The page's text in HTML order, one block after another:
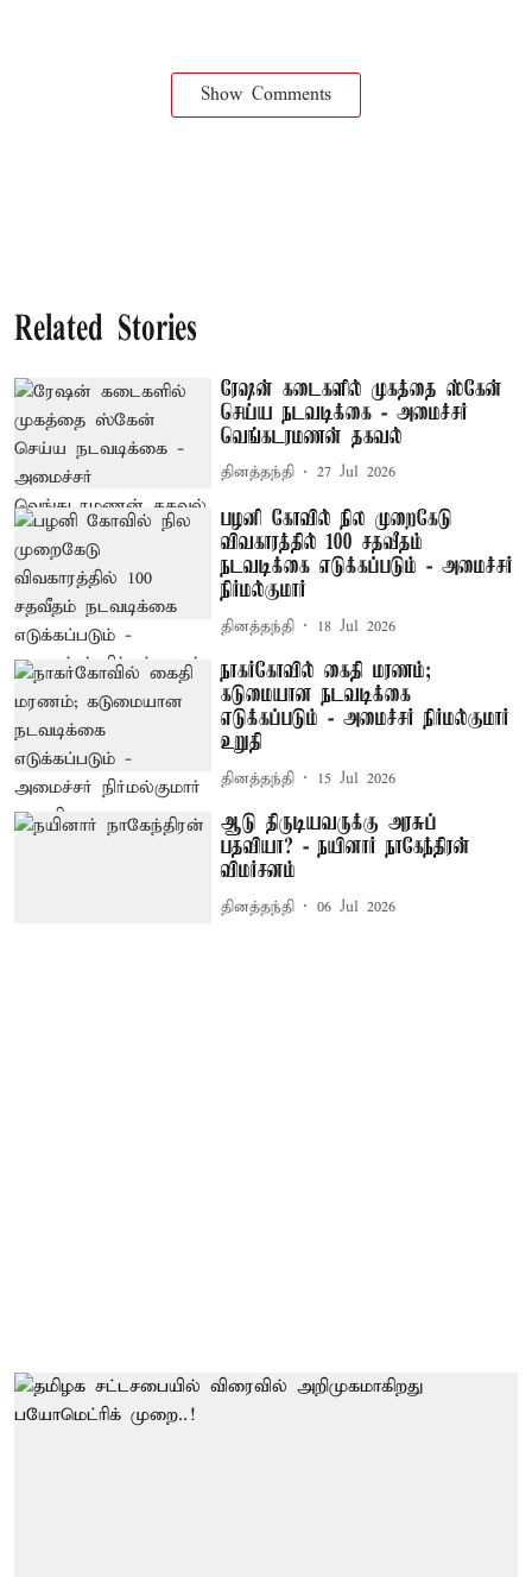
Show Comments
Related Stories
ரேஷன் கடைகளில் முகத்தை ஸ்கேன்
செய்ய நடவடிக்கை - அமைச்சர்
வெங்கடரமணன் தகவல்
தினத்தந்தி 27 Jul 2026
பழனி கோவில் நில முறைகேடு
விவகாரத்தில் 100 சதவீதம்
நடவடிக்கை எடுக்கப்படும் - அமைச்சர்
நிர்மல்குமார்
தினத்தந்தி 18 Jul 2026
நாகர்கோவில் கைதி மரணம்;
கடுமையான நடவடிக்கை
எடுக்கப்படும் - அமைச்சர் நிர்மல்குமார்
உறுதி
தினத்தந்தி 15 Jul 2026
ஆடு திருடியவருக்கு அரசுப்
பதவியா? - நயினார் நாகேந்திரன்
விமர்சனம்
தினத்தந்தி 06 Jul 2026